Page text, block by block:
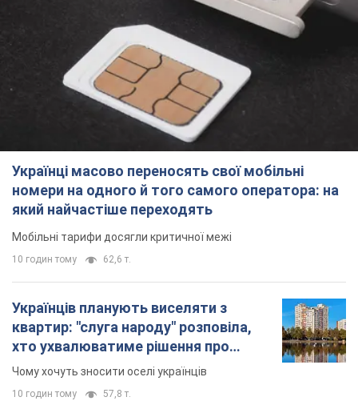
Українці масово переносять свої мобільні
номери на одного й того самого оператора: на
який найчастіше переходять
Мобільні тарифи досягли критичної межі
10 годин тому 62,6 т.
Українців планують виселяти з
квартир: "слуга народу" розповіла,
хто ухвалюватиме рішення про
знесення будинків
Чому хочуть зносити оселі українців
10 годин тому 57,8 т.